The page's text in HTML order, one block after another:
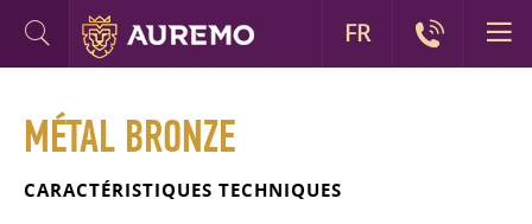
MÉTAL BRONZE
CARACTÉRISTIQUES TECHNIQUES
FR